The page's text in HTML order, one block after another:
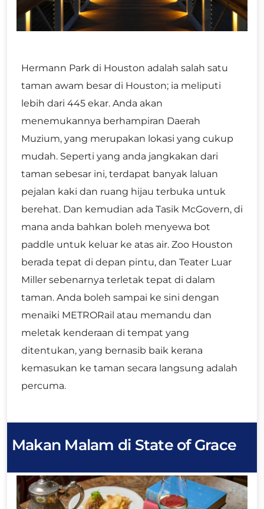
Hermann Park di Houston adalah salah satu
taman awam besar di Houston; ia meliputi
lebih dari 445 ekar. Anda akan
menemukannya berhampiran Daerah
Muzium, yang merupakan lokasi yang cukup
mudah. Seperti yang anda jangkakan dari
taman sebesar ini, terdapat banyak laluan
pejalan kaki dan ruang hijau terbuka untuk
berehat. Dan kemudian ada Tasik McGovern, di
mana anda bahkan boleh menyewa bot
paddle untuk keluar ke atas air. Zoo Houston
berada tepat di depan pintu, dan Teater Luar
Miller sebenarnya terletak tepat di dalam
taman. Anda boleh sampai ke sini dengan
menaiki METRORail atau memandu dan
meletak kenderaan di tempat yang
ditentukan, yang bernasib baik kerana
kemasukan ke taman secara langsung adalah
percuma.
Makan Malam di State of Grace